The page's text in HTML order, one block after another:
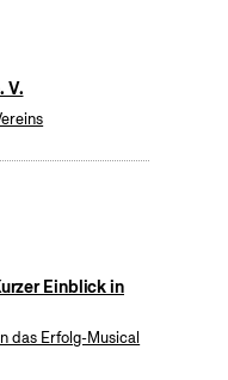
V.
Einblick in
das Erfolg-Musical